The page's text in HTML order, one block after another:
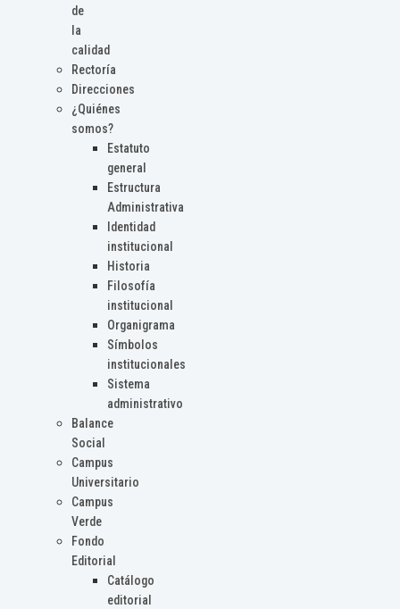
de
la
calidad
Rectoría
Direcciones
¿Quiénes
somos?
Estatuto
general
Estructura
Administrativa
Identidad
institucional
Historia
Filosofía
institucional
Organigrama
Símbolos
institucionales
Sistema
administrativo
Balance
Social
Campus
Universitario
Campus
Verde
Fondo
Editorial
Catálogo
editorial